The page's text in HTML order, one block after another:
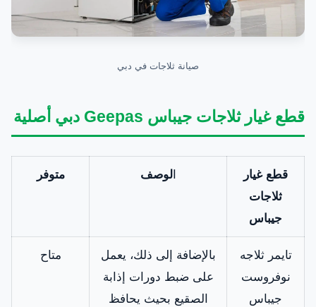
صيانة ثلاجات في دبي
قطع غيار ثلاجات جيباس Geepas دبي أصلية
قطع غيار
ثلاجات
جيباس
الوصف متوفر
تايمر ثلاجه
نوفروست
جيباس
بالإضافة إلى ذلك، يعمل
على ضبط دورات إذابة
الصقيع بحيث يحافظ
متاح